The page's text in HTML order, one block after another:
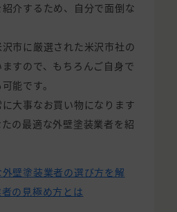
介するため、自分で面倒な
市に厳選された米沢市社の
すので、もちろんご自身で
能です。
大事なお買い物になります
の最適な外壁塗装業者を紹
壁塗装業者の選び方を解
の見極め方とは